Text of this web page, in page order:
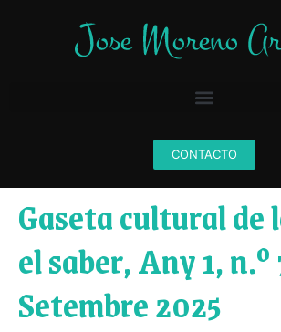
CONTACTO
Gaseta cultural de
el saber, Any 1, n.º
Setembre 2025